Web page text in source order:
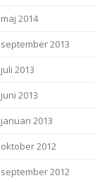
maj 2014
september 2013
juli 2013
juni 2013
januari 2013
oktober 2012
september 2012